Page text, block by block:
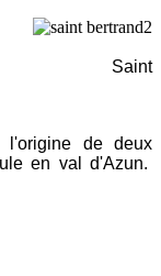
Saint
l'origine de deux
en val d'Azun.